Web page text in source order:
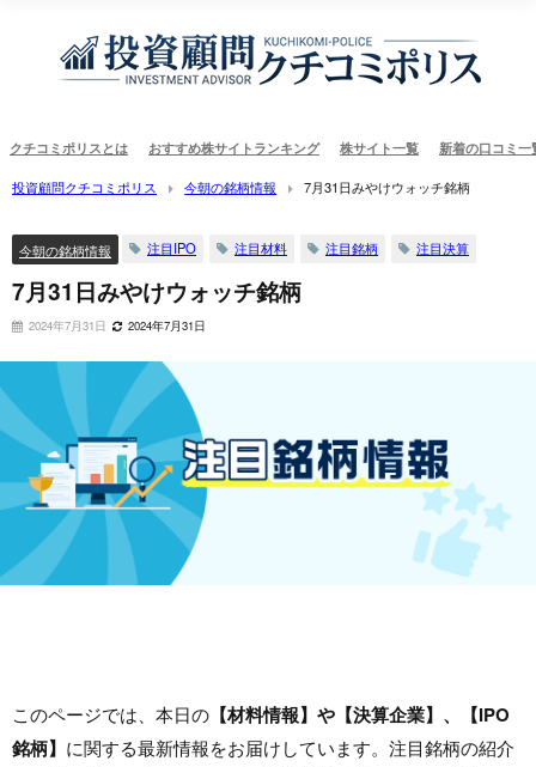
クチコミポリスとは おすすめ株サイトランキング 株サイト一覧 新着の口コミ一
投資顧問クチコミポリス 今朝の銘柄情報 7月31日みやけウォッチ銘柄
今朝の銘柄情報 注目IPO 注目材料 注目銘柄 注目決算
7月31日みやけウォッチ銘柄
2024年7月31日 2024年7月31日
このページでは、本日の 【材料情報】や【決算企業】、【IPO
銘柄】 に関する最新情報をお届けしています。注目銘柄の紹介